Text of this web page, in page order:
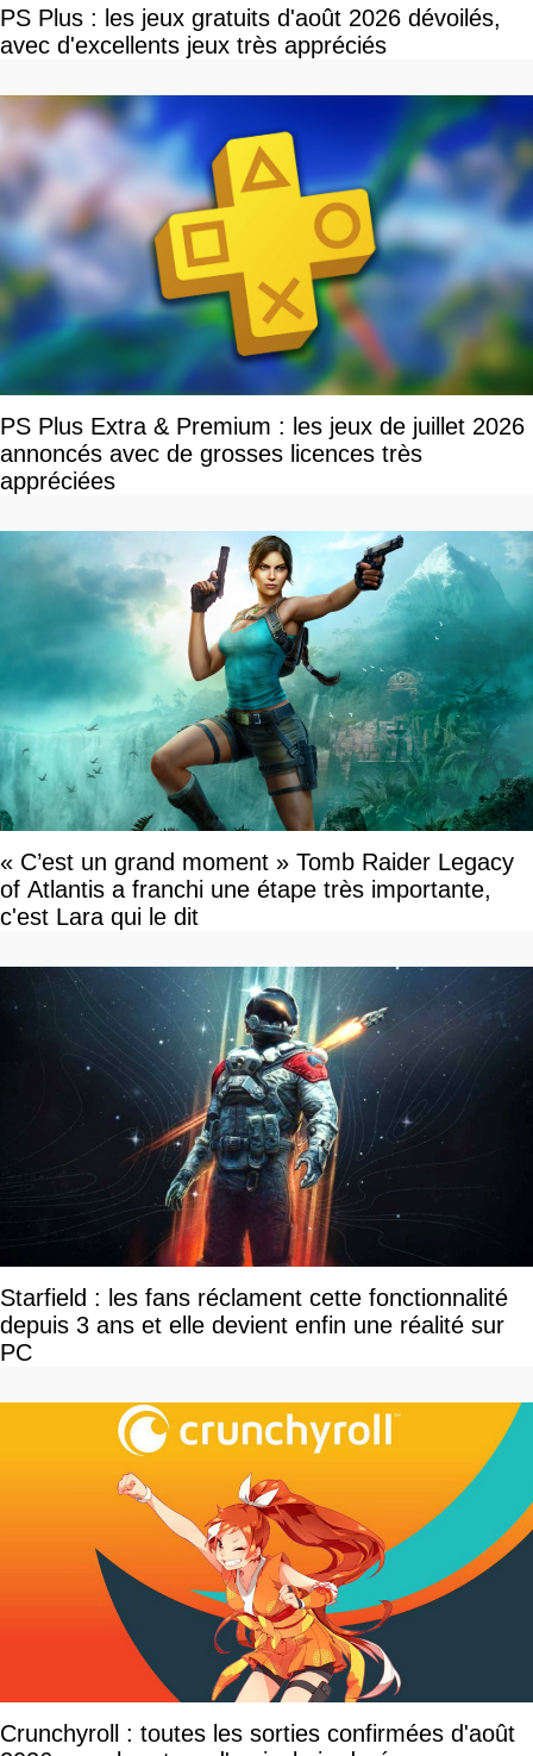
PS Plus : les jeux gratuits d'août 2026 dévoilés,
avec d'excellents jeux très appréciés
PS Plus Extra & Premium : les jeux de juillet 2026
annoncés avec de grosses licences très
appréciées
« C’est un grand moment » Tomb Raider Legacy
of Atlantis a franchi une étape très importante,
c'est Lara qui le dit
Starfield : les fans réclament cette fonctionnalité
depuis 3 ans et elle devient enfin une réalité sur
PC
Crunchyroll : toutes les sorties confirmées d'août